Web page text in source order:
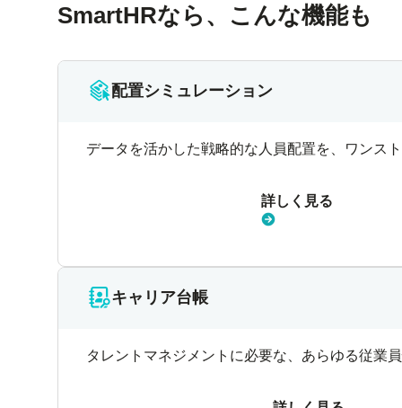
SmartHRなら、こんな機能も
配置シミュレーション
データを活かした戦略的な人員配置を、ワンス
詳しく見る
キャリア台帳
タレントマネジメントに必要な、あらゆる従業